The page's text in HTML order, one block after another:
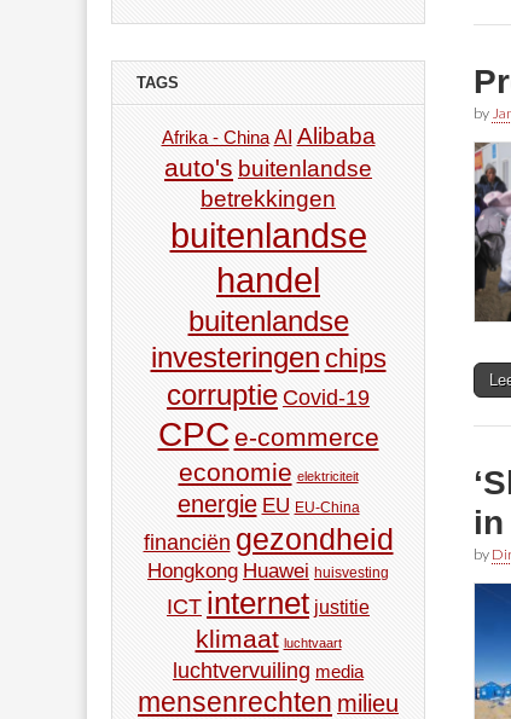
by
in
by
TAGS
Afrika - China AI Alibaba
auto's buitenlandse
betrekkingen
buitenlandse
handel
buitenlandse
investeringen chips
corruptie Covid-19
CPC e-commerce
economie elektriciteit
energie EU EU-China
financiën gezondheid
Hongkong Huawei huisvesting
ICT internet justitie
klimaat luchtvaart
luchtvervuiling media
mensenrechten milieu